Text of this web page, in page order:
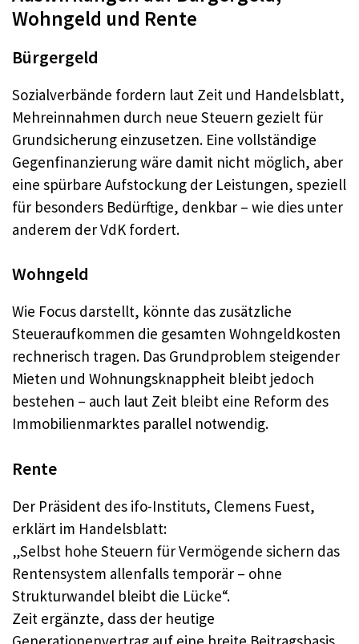
Wohngeld und Rente
Bürgergeld
Sozialverbände fordern laut Zeit und Handelsblatt,
Mehreinnahmen durch neue Steuern gezielt für
Grundsicherung einzusetzen. Eine vollständige
Gegenfinanzierung wäre damit nicht möglich, aber
eine spürbare Aufstockung der Leistungen, speziell
für besonders Bedürftige, denkbar – wie dies unter
anderem der VdK fordert.
Wohngeld
Wie Focus darstellt, könnte das zusätzliche
Steueraufkommen die gesamten Wohngeldkosten
rechnerisch tragen. Das Grundproblem steigender
Mieten und Wohnungsknappheit bleibt jedoch
bestehen – auch laut Zeit bleibt eine Reform des
Immobilienmarktes parallel notwendig.
Rente
Der Präsident des ifo-Instituts, Clemens Fuest,
erklärt im Handelsblatt:
„Selbst hohe Steuern für Vermögende sichern das
Rentensystem allenfalls temporär – ohne
Strukturwandel bleibt die Lücke“.
Zeit ergänzte, dass der heutige